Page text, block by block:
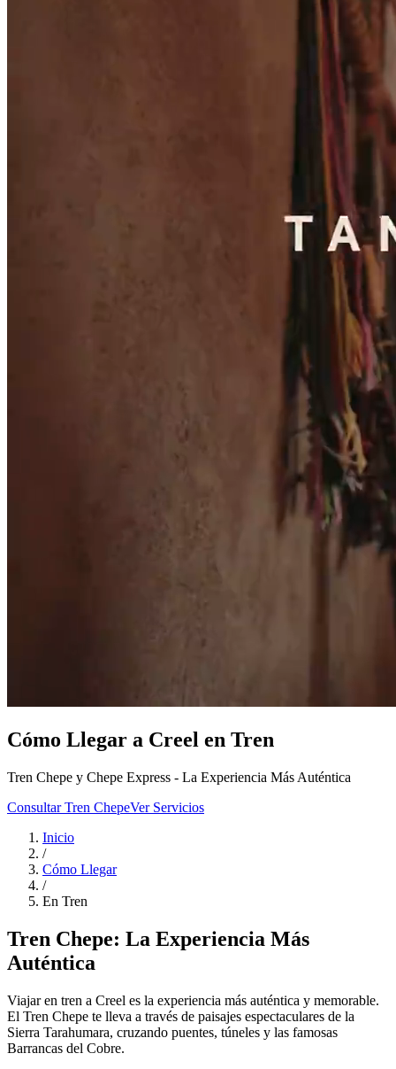
Cómo Llegar a Creel en Tren
Tren Chepe y Chepe Express - La Experiencia Más Auténtica
Consultar Tren ChepeVer Servicios
Inicio
/
Cómo Llegar
/
En Tren
Tren Chepe: La Experiencia Más
Auténtica
Viajar en tren a Creel es la experiencia más auténtica y memorable.
El Tren Chepe te lleva a través de paisajes espectaculares de la
Sierra Tarahumara, cruzando puentes, túneles y las famosas
Barrancas del Cobre.